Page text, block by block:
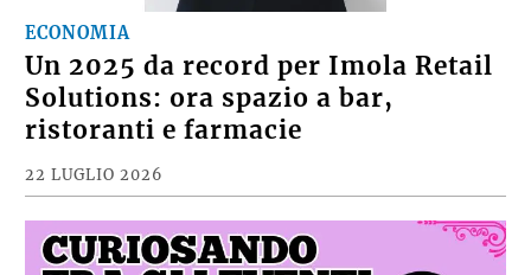
ECONOMIA
Un 2025 da record per Imola Retail
Solutions: ora spazio a bar,
ristoranti e farmacie
22 LUGLIO 2026